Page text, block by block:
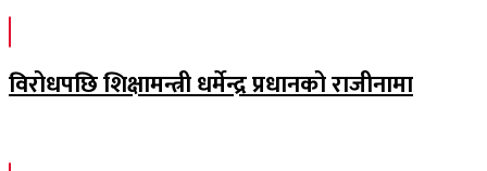
विरोधपछि शिक्षामन्त्री धर्मेन्द्र प्रधानको राजीनामा